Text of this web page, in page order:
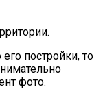
постройки, то
фото.